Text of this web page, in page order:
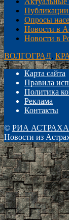
Публикации
Опросы
Новости в
Новости в
ВОЛГОГРАД,
Карта сайта
Правила
Политика
Реклама
Контакты
© РИА
Новости из